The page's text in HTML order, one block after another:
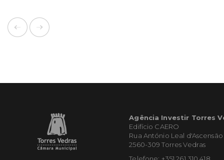
Agência Investir Torres
Edifício CAERO
Rua António Leal d'Ascensão
2560-309 Torres Vedras
Telefone: +351 261 310 418